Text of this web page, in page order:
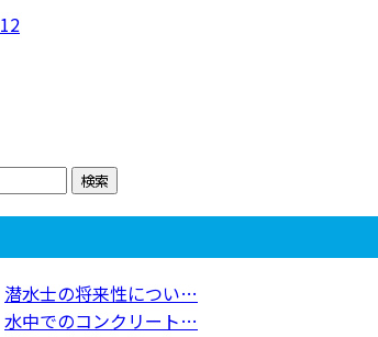
12
潜水士の将来性につい…
水中でのコンクリート…